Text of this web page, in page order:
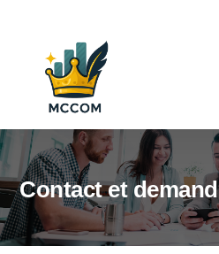
Contact et